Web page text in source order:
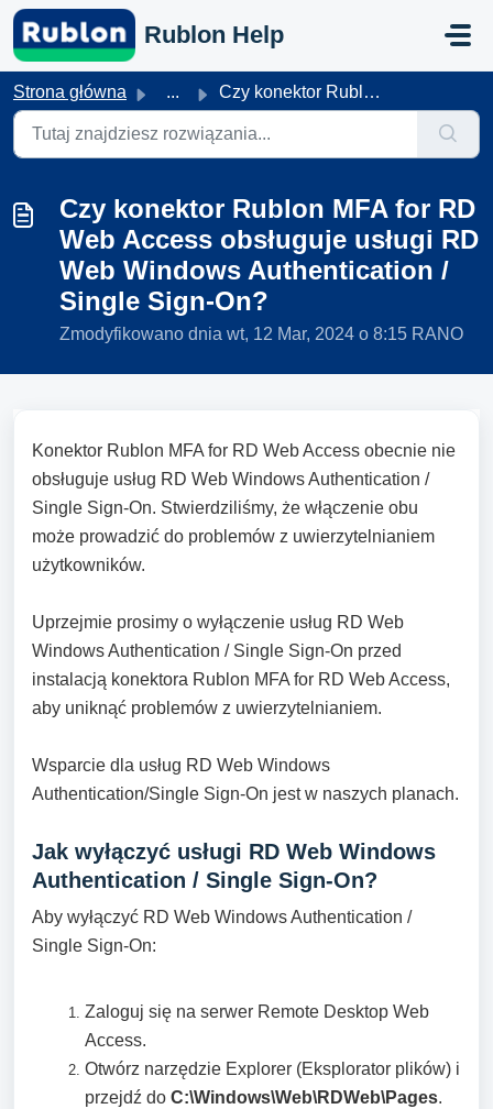
Przejdź do głównej treści
Rublon Help
Strona główna ... Czy konektor Rublon MFA for RD Web Access obsługuje usług...
Czy konektor Rublon MFA for RD
Web Access obsługuje usługi RD
Web Windows Authentication /
Single Sign-On?
Zmodyfikowano dnia wt, 12 Mar, 2024 o 8:15 RANO
Konektor Rublon MFA for RD Web Access obecnie nie
obsługuje usług RD Web Windows Authentication /
Single Sign-On. Stwierdziliśmy, że włączenie obu
może prowadzić do problemów z uwierzytelnianiem
użytkowników.
Uprzejmie prosimy o wyłączenie usług RD Web
Windows Authentication / Single Sign-On przed
instalacją konektora Rublon MFA for RD Web Access,
aby uniknąć problemów z uwierzytelnianiem.
Wsparcie dla usług RD Web Windows
Authentication/Single Sign-On jest w naszych planach.
Jak wyłączyć usługi RD Web Windows
Authentication / Single Sign-On?
Aby wyłączyć RD Web Windows Authentication /
Single Sign-On:
Zaloguj się na serwer Remote Desktop Web
Access.
Otwórz narzędzie Explorer (Eksplorator plików) i
przejdź do C:\Windows\Web\RDWeb\Pages.